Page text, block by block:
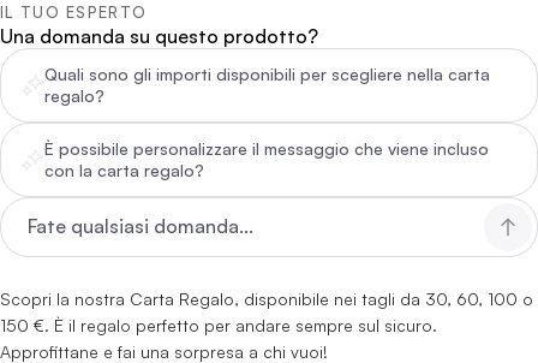
IL TUO ESPERTO
Una domanda su questo prodotto?
Quali sono gli importi disponibili per scegliere nella carta
regalo?
È possibile personalizzare il messaggio che viene incluso
con la carta regalo?
Scopri la nostra Carta Regalo, disponibile nei tagli da 30, 60, 100 o
150 €. È il regalo perfetto per andare sempre sul sicuro.
Approfittane e fai una sorpresa a chi vuoi!